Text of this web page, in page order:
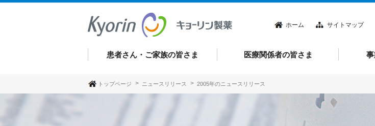
ホーム サイトマップ
患者さん・ご家族の皆さま 医療関係者の皆さま
トップページ ニュースリリース 2005年のニュースリリース